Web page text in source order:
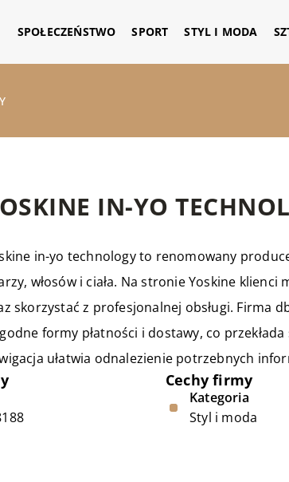
SPOŁECZEŃSTWO SPORT STYL I MODA
IN-YO
in-yo technology to renomowany
włosów i ciała. Na stronie Yoskine
skorzystać z profesjonalnej obsługi. Firma
formy płatności i dostawy, co
ułatwia odnalezienie potrzebnych
Cechy firmy
Kategoria
Styl i moda